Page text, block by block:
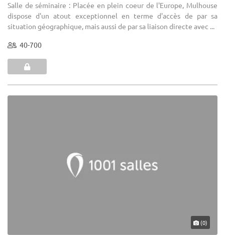
Salle de séminaire : Placée en plein coeur de l'Europe, Mulhouse
dispose d'un atout exceptionnel en terme d'accès de par sa
situation géographique, mais aussi de par sa liaison directe avec ...
40-700
(0)